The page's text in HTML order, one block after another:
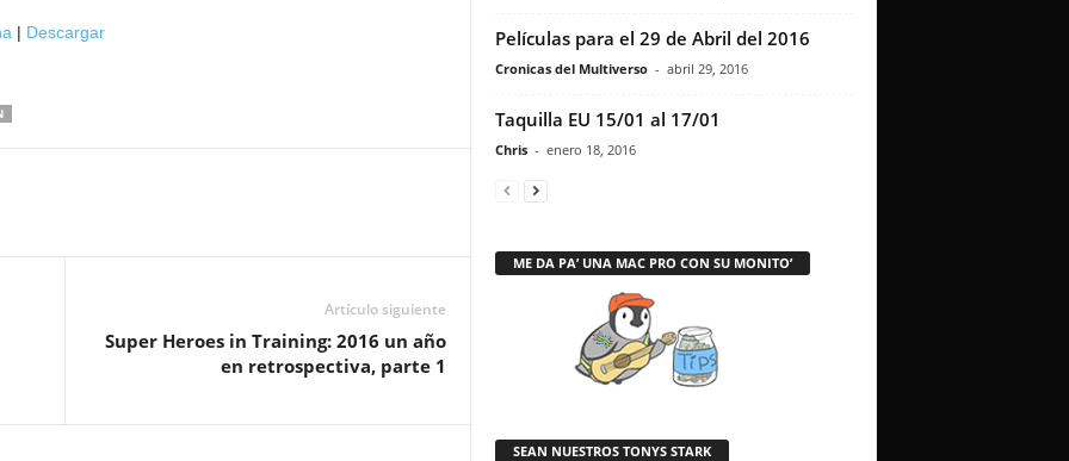
| Descargar
Artículo siguiente
Super Heroes in Training: 2016 un año
en retrospectiva, parte 1
Películas para el 29 de Abril del 2016
Cronicas del Multiverso - abril 29, 2016
Taquilla EU 15/01 al 17/01
Chris - enero 18, 2016
ME DA PA’ UNA MAC PRO CON SU MONITO’
SEAN NUESTROS TONYS STARK